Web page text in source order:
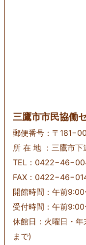
三鷹市市民協働
郵便番号：〒
所 在 地 ：三鷹市
TEL：
FAX：
開館時間：午前
受付時間：午前
休館日：火曜日・
まで)